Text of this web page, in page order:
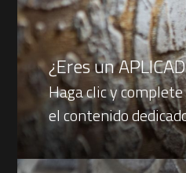
¿Eres un
Haga clic y
el contenido